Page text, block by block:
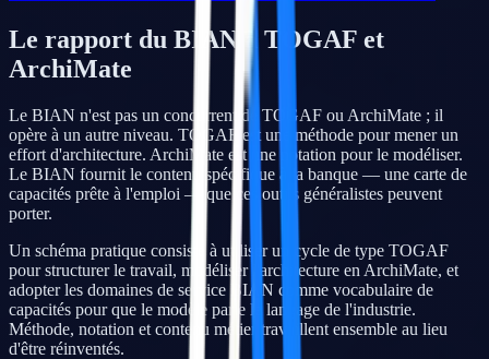
Le rapport du BIAN à TOGAF et
ArchiMate
Le BIAN n'est pas un concurrent de TOGAF ou ArchiMate ; il
opère à un autre niveau. TOGAF est une méthode pour mener un
effort d'architecture. ArchiMate est une notation pour le modéliser.
Le BIAN fournit le contenu spécifique à la banque — une carte de
capacités prête à l'emploi — que ces outils généralistes peuvent
porter.
Un schéma pratique consiste à utiliser un cycle de type TOGAF
pour structurer le travail, modéliser l'architecture en ArchiMate, et
adopter les domaines de service BIAN comme vocabulaire de
capacités pour que le modèle parle le langage de l'industrie.
Méthode, notation et contenu métier travaillent ensemble au lieu
d'être réinventés.